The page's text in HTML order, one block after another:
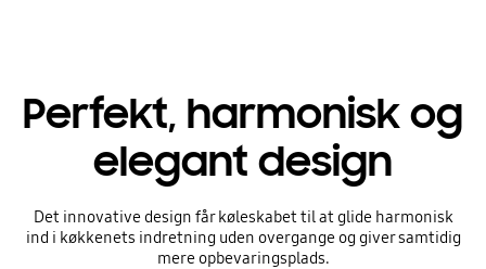
Perfekt, harmonisk og
elegant design
Det innovative design får køleskabet til at glide harmonisk
ind i køkkenets indretning uden overgange og giver samtidig
mere opbevaringsplads.